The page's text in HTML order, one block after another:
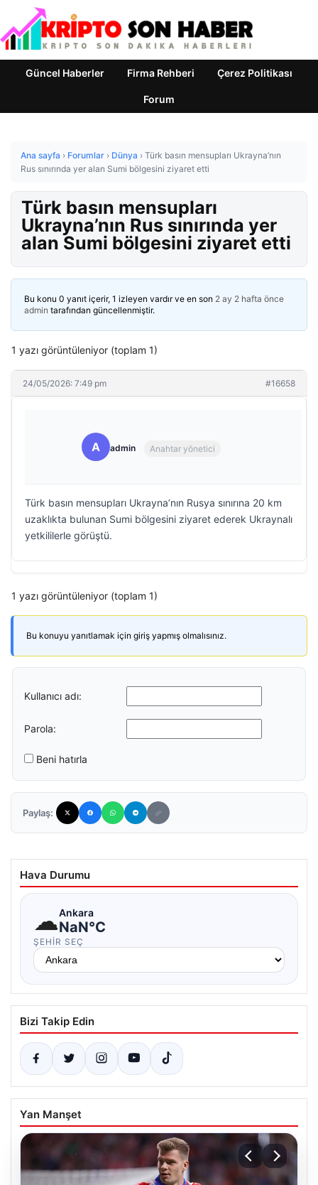
Güncel Haberler Firma Rehberi Çerez Politikası
Forum
Ana sayfa › Forumlar › Dünya › Türk basın mensupları Ukrayna’nın
Rus sınırında yer alan Sumi bölgesini ziyaret etti
Türk basın mensupları
Ukrayna’nın Rus sınırında yer
alan Sumi bölgesini ziyaret etti
Bu konu 0 yanıt içerir, 1 izleyen vardır ve en son 2 ay 2 hafta önce
admin tarafından güncellenmiştir.
1 yazı görüntüleniyor (toplam 1)
24/05/2026: 7:49 pm #16658
A admin Anahtar yönetici
Türk basın mensupları Ukrayna’nın Rusya sınırına 20 km
uzaklıkta bulunan Sumi bölgesini ziyaret ederek Ukraynalı
yetkililerle görüştü.
1 yazı görüntüleniyor (toplam 1)
Bu konuyu yanıtlamak için giriş yapmış olmalısınız.
Kullanıcı adı:
Parola:
Beni hatırla
Paylaş:
Hava Durumu
☁Ankara
NaN°C
ŞEHIR SEÇ
Bizi Takip Edin
Yan Manşet